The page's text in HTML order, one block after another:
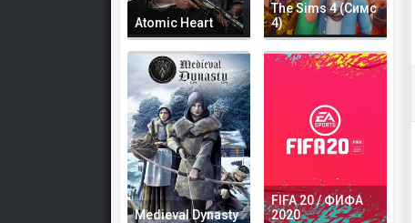
Atomic Heart
The Sims 4 (Симс
4)
Medieval Dynasty
FIFA 20 / ФИФА
2020